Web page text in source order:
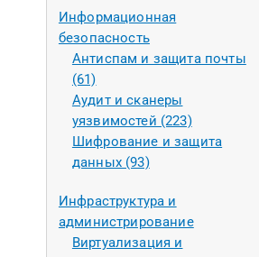
Информационная
безопасность
Антиспам и защита почты
(61)
Аудит и сканеры
уязвимостей (223)
Шифрование и защита
данных (93)
Инфраструктура и
администрирование
Виртуализация и